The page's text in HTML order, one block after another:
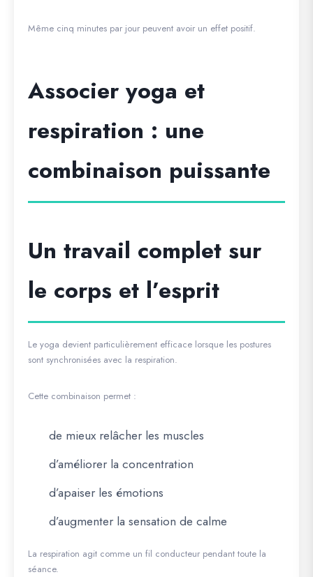
Même cinq minutes par jour peuvent avoir un effet positif.
Associer yoga et
respiration : une
combinaison puissante
Un travail complet sur
le corps et l’esprit
Le yoga devient particulièrement efficace lorsque les postures
sont synchronisées avec la respiration.
Cette combinaison permet :
de mieux relâcher les muscles
d’améliorer la concentration
d’apaiser les émotions
d’augmenter la sensation de calme
La respiration agit comme un fil conducteur pendant toute la
séance.